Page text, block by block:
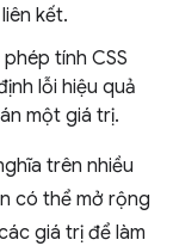
kết.
tính CSS
lỗi hiệu quả
một giá trị.
trên nhiều
có thể mở rộng
giá trị để làm